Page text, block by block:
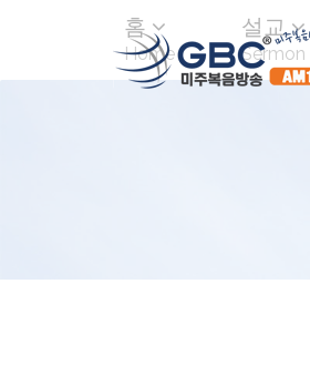
홈
Home
설교
Sermon